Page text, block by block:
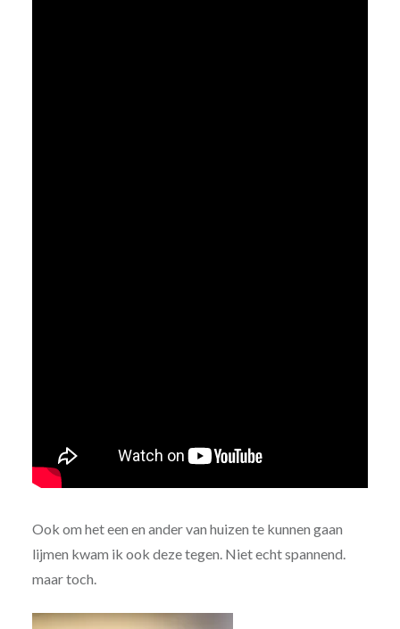
Ook om het een en ander van huizen te kunnen gaan
lijmen kwam ik ook deze tegen. Niet echt spannend.
maar toch.